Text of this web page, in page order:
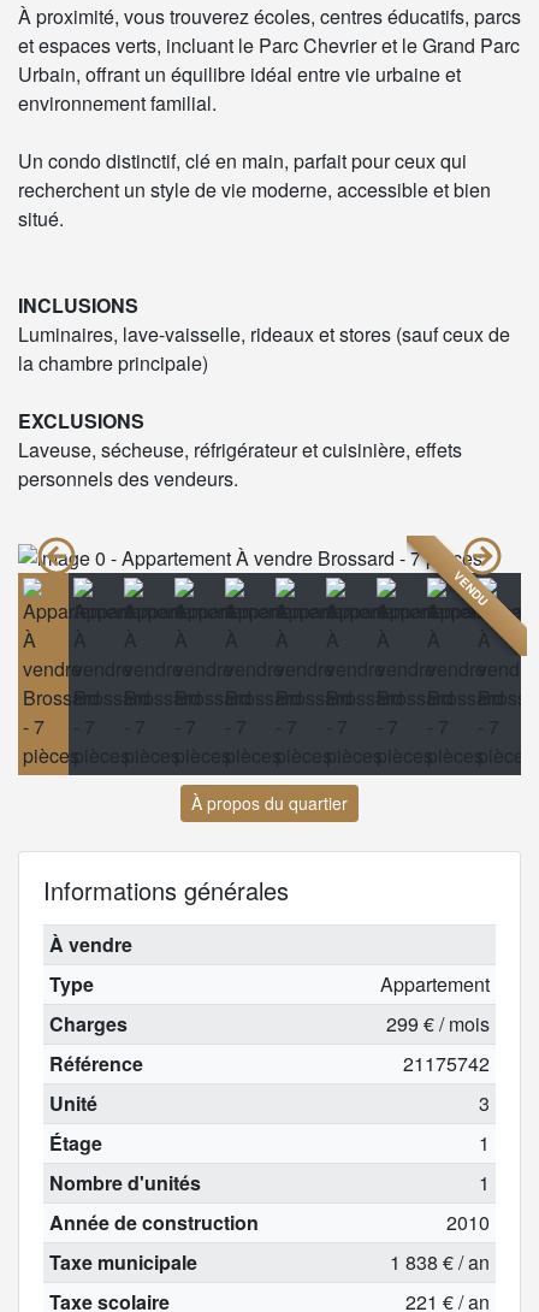
À proximité, vous trouverez écoles, centres éducatifs, parcs
et espaces verts, incluant le Parc Chevrier et le Grand Parc
Urbain, offrant un équilibre idéal entre vie urbaine et
environnement familial.
Un condo distinctif, clé en main, parfait pour ceux qui
recherchent un style de vie moderne, accessible et bien
situé.
INCLUSIONS
Luminaires, lave-vaisselle, rideaux et stores (sauf ceux de
la chambre principale)
EXCLUSIONS
Laveuse, sécheuse, réfrigérateur et cuisinière, effets
personnels des vendeurs.
VENDU
À propos du quartier
Informations générales
À vendre
Type
Appartement
Charges
299 € / mois
Référence
21175742
Unité
3
Étage
1
Nombre d'unités
1
Année de construction
2010
Taxe municipale
1 838 € / an
Taxe scolaire
221 € / an